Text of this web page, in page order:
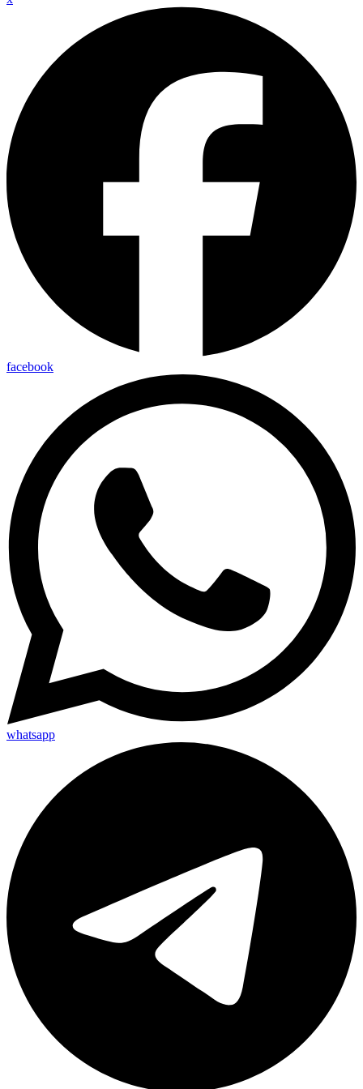
facebook
whatsapp